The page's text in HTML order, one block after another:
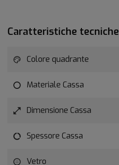
Caratteristiche tecniche
Colore quadrante
Materiale Cassa
Dimensione Cassa
Spessore Cassa
Vetro